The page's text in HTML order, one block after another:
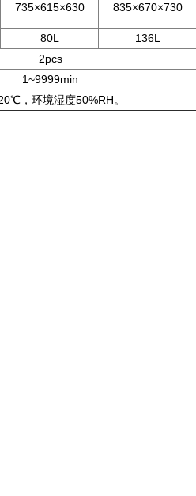
735×615×630 835×670×730
80L 136L
2pcs
1~9999min
，环境湿度50%RH。